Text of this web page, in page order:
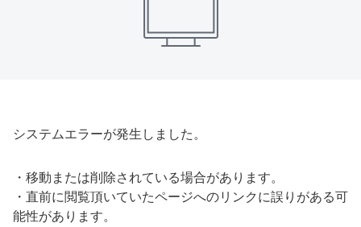
システムエラーが発生しました。
・ 移動または削除されている場合があります。
・ 直前に閲覧頂いていたページへのリンクに誤りがある可
能性があります。